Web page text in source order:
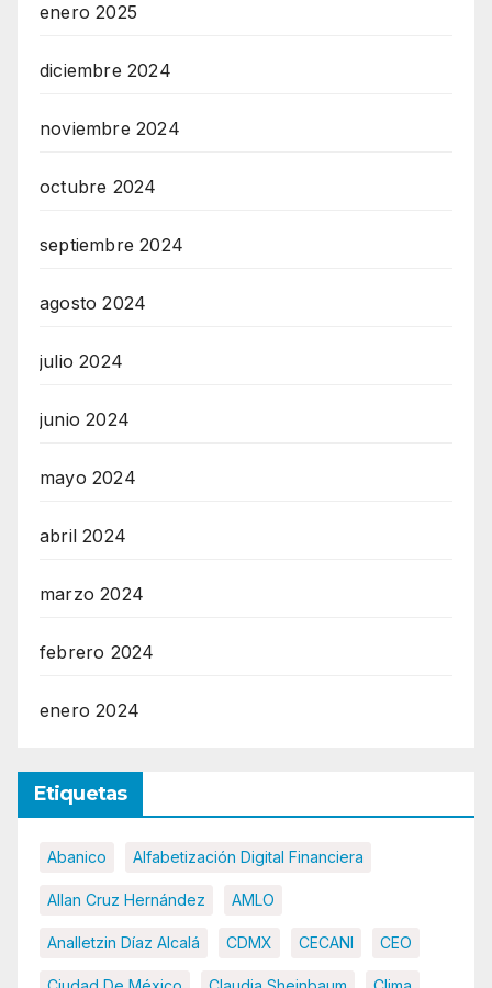
enero 2025
diciembre 2024
noviembre 2024
octubre 2024
septiembre 2024
agosto 2024
julio 2024
junio 2024
mayo 2024
abril 2024
marzo 2024
febrero 2024
enero 2024
Etiquetas
Abanico Alfabetización Digital Financiera
Allan Cruz Hernández AMLO
Analletzin Díaz Alcalá CDMX CECANI CEO